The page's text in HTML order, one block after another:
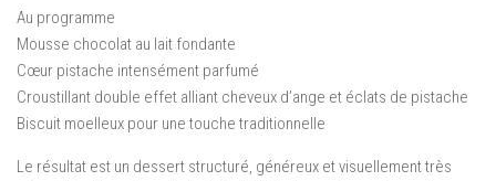
Au programme
Mousse chocolat au lait fondante
Cœur pistache intensément parfumé
Croustillant double effet alliant cheveux d’ange et éclats de pistache
Biscuit moelleux pour une touche traditionnelle
Le résultat est un dessert structuré, généreux et visuellement très